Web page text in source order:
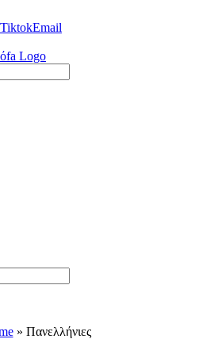
TiktokEmail
» Πανελλήνιες